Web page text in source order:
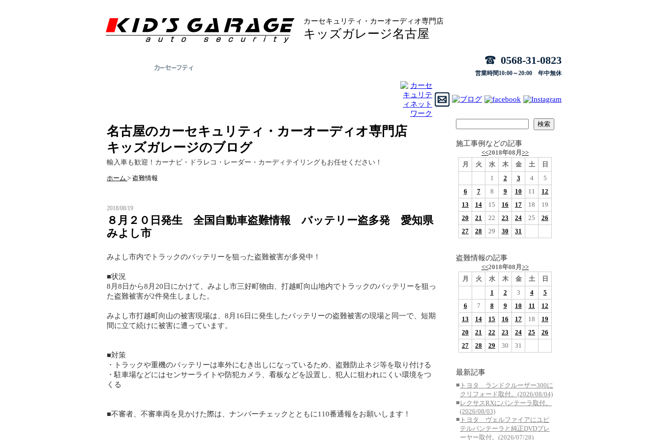
カーセキュリティ・カーオーディオ専門店
キッズガレージ名古屋
0568-31-0823
営業時間10:00～20:00 年中無休
名古屋のカーセキュリティ・カーオーディオ専門店
キッズガレージのブログ
輸入車も歓迎！カーナビ・ドラレコ・レーダー・カーディテイリングもお任せください！
ホーム > 盗難情報
2018/08/19
８月２０日発生 全国自動車盗難情報 バッテリー盗多発 愛知県
みよし市
みよし市内でトラックのバッテリーを狙った盗難被害が多発中！
■状況
8月8日から8月20日にかけて、みよし市三好町物由、打越町向山地内でトラックのバッテリーを狙っ
た盗難被害が2件発生しました。
みよし市打越町向山の被害現場は、8月16日に発生したバッテリーの盗難被害の現場と同一で、短期
間に立て続けに被害に遭っています。
■対策
・トラックや重機のバッテリーは車外にむき出しになっているため、盗難防止ネジ等を取り付ける
・駐車場などにはセンサーライトや防犯カメラ、看板などを設置し、犯人に狙われにくい環境をつ
くる
■不審者、不審車両を見かけた際は、ナンバーチェックとともに110番通報をお願いします！
施工事例などの記事
<<2018年08月 >>
月
火 水 木 金 土
日
1
2 3 4
5
6
7 8 9 10 11
12
13
14 15 16 17 18
19
20
21 22 23 24 25
26
27
28 29 30 31
盗難情報の記事
<<2018年08月 >>
月
火 水 木 金 土
日
1
2 3 4
5
6
7 8 9 10 11
12
13
14 15 16 17 18
19
20
21 22 23 24 25
26
27
28 29 30 31
最新記事
■ トヨタ ランドクルーザー300に
クリフォード取付。(2026/08/04)
■ レクサスRXにパンテーラ取付。
(2026/08/03)
■ トヨタ ヴェルファイアにユピ
テルパンテーラと純正DVDプレ
ーヤー取付。(2026/07/28)